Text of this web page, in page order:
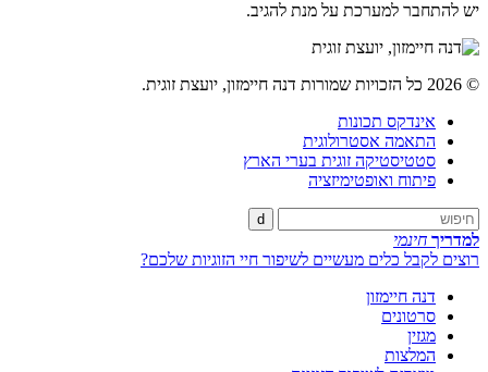
יש להתחבר למערכת על מנת להגיב.
© 2026 כל הזכויות שמורות דנה חיימזון, יועצת זוגית.
אינדקס תכונות
התאמה אסטרולוגית
סטטיסטיקה זוגית בערי הארץ
פיתוח ואופטימיזציה
d
למדריך חינמי
רוצים לקבל כלים מעשיים לשיפור חיי הזוגיות שלכם?
דנה חיימזון
סרטונים
מגזין
המלצות